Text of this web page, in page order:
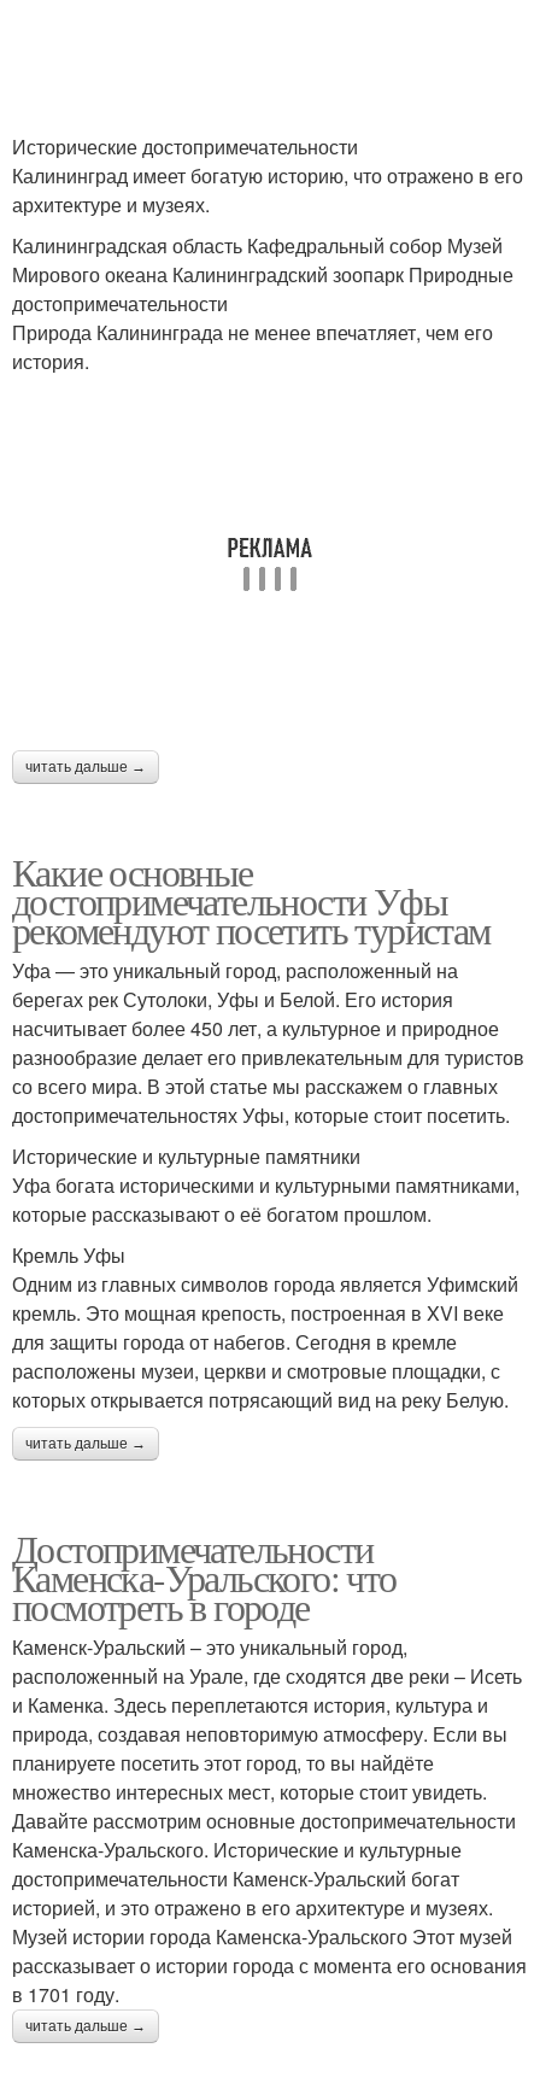
Исторические достопримечательности
Калининград имеет богатую историю, что отражено в его
архитектуре и музеях.
Калининградская область Кафедральный собор Музей
Мирового океана Калининградский зоопарк Природные
достопримечательности
Природа Калининграда не менее впечатляет, чем его
история.
читать дальше →
Какие основные
достопримечательности Уфы
рекомендуют посетить туристам
Уфа — это уникальный город, расположенный на
берегах рек Сутолоки, Уфы и Белой. Его история
насчитывает более 450 лет, а культурное и природное
разнообразие делает его привлекательным для туристов
со всего мира. В этой статье мы расскажем о главных
достопримечательностях Уфы, которые стоит посетить.
Исторические и культурные памятники
Уфа богата историческими и культурными памятниками,
которые рассказывают о её богатом прошлом.
Кремль Уфы
Одним из главных символов города является Уфимский
кремль. Это мощная крепость, построенная в XVI веке
для защиты города от набегов. Сегодня в кремле
расположены музеи, церкви и смотровые площадки, с
которых открывается потрясающий вид на реку Белую.
читать дальше →
Достопримечательности
Каменска-Уральского: что
посмотреть в городе
Каменск-Уральский – это уникальный город,
расположенный на Урале, где сходятся две реки – Исеть
и Каменка. Здесь переплетаются история, культура и
природа, создавая неповторимую атмосферу. Если вы
планируете посетить этот город, то вы найдёте
множество интересных мест, которые стоит увидеть.
Давайте рассмотрим основные достопримечательности
Каменска-Уральского. Исторические и культурные
достопримечательности Каменск-Уральский богат
историей, и это отражено в его архитектуре и музеях.
Музей истории города Каменска-Уральского Этот музей
рассказывает о истории города с момента его основания
в 1701 году.
читать дальше →